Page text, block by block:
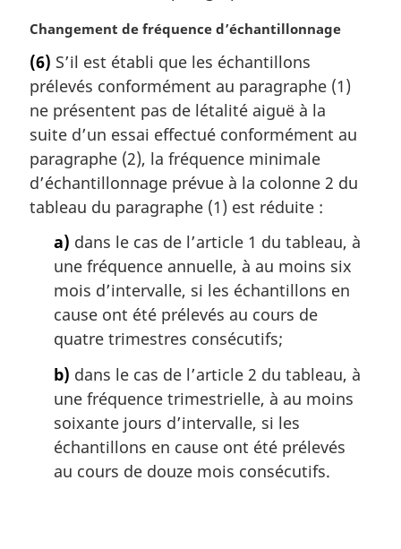
n
a
e
:
N
t
e
m
a
g
i
n
Changement de fréquence d’échantillonnage
(6) S’il est établi que les échantillons
prélevés conformément au paragraphe (1)
ne présentent pas de létalité aiguë à la
suite d’un essai effectué conformément au
paragraphe (2), la fréquence minimale
d’échantillonnage prévue à la colonne 2 du
tableau du paragraphe (1) est réduite :
a) dans le cas de l’article 1 du tableau, à
une fréquence annuelle, à au moins six
mois d’intervalle, si les échantillons en
cause ont été prélevés au cours de
quatre trimestres consécutifs;
b) dans le cas de l’article 2 du tableau, à
une fréquence trimestrielle, à au moins
soixante jours d’intervalle, si les
échantillons en cause ont été prélevés
au cours de douze mois consécutifs.